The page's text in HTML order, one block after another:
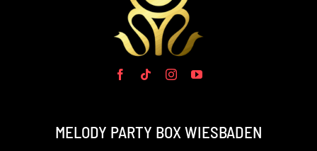
MELODY PARTY BOX WIESBADEN